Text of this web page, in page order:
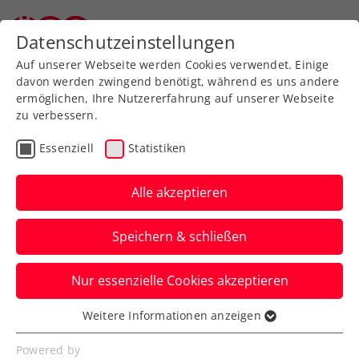
Zurück zur Newsübersicht
Allgemeine Klasse
IMMOunited Bundesliga
presented by win2day:
UTC Fischer Ried löst
Final-Four-Ticket
Seit Freitagabend steht fest: Die
Innviertlerinnen sind auch in diesem Jahr
beim Finalturnier dabei.
Datenschutzeinstellungen
Auf unserer Webseite werden Cookies verwendet. Einige
davon werden zwingend benötigt, während es uns andere
ermöglichen, Ihre Nutzererfahrung auf unserer Webseite
zu verbessern.
Essenziell Statistiken
Alle akzeptieren
Speichern & schließen
Nur essenzielle Cookies akzeptieren
Essenziell
Essenzielle Cookies werden für grundlegende
Weitere Informationen anzeigen
Powered by